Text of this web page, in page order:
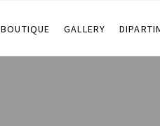
BOUTIQUE GALLERY